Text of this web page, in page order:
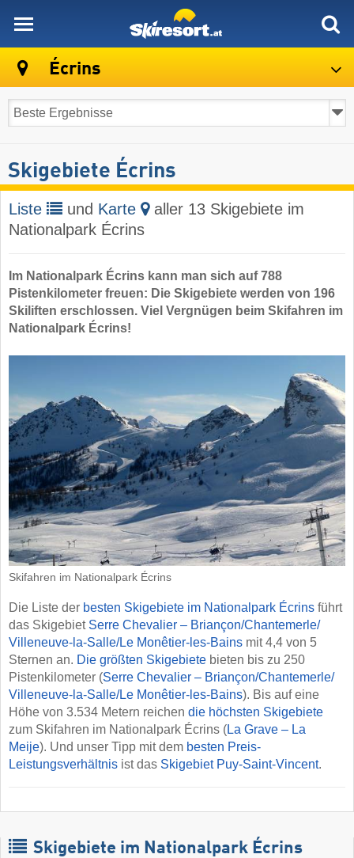
Écrins
Skigebiete Écrins
Liste und Karte
aller 13 Skigebiete im
Nationalpark Écrins
Im Nationalpark Écrins kann man sich auf 788
Pistenkilometer freuen: Die Skigebiete werden von 196
Skiliften erschlossen. Viel Vergnügen beim Skifahren im
Nationalpark Écrins!
Skifahren im Nationalpark Écrins
Die Liste der besten Skigebiete im Nationalpark Écrins führt
das Skigebiet Serre Chevalier – Briançon/​Chantemerle/​
Villeneuve-la-Salle/​Le Monêtier-les-Bains mit 4,4 von 5
Sternen an. Die größten Skigebiete bieten bis zu 250
Pistenkilometer (Serre Chevalier – Briançon/​Chantemerle/​
Villeneuve-la-Salle/​Le Monêtier-les-Bains). Bis auf eine
Höhe von 3.534 Metern reichen die höchsten Skigebiete
zum Skifahren im Nationalpark Écrins (La Grave – La
Meije). Und unser Tipp mit dem besten Preis-
Leistungsverhältnis ist das Skigebiet Puy-Saint-Vincent.
Skigebiete im Nationalpark Écrins